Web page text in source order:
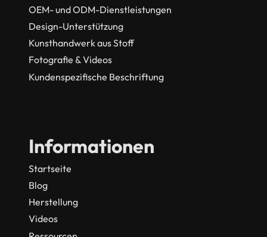
OEM- und ODM-Dienstleistungen
Design-Unterstützung
Kunsthandwerk aus Stoff
Fotografie & Videos
Kundenspezifische Beschriftung
Informationen
Startseite
Blog
Herstellung
Videos